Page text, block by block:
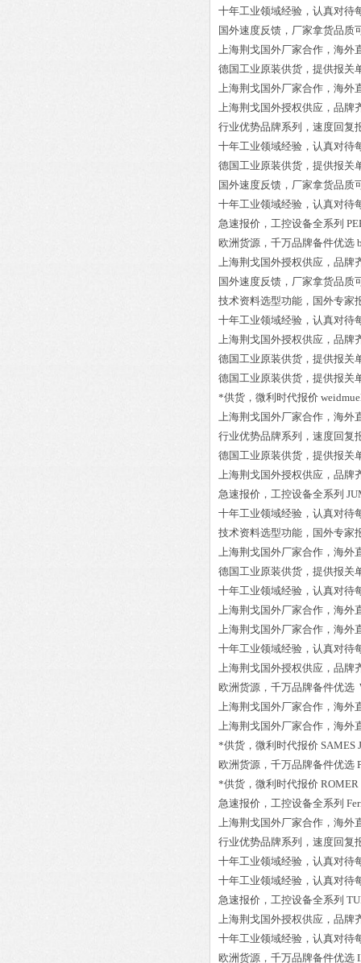
十年工业领域经验，认真对待
国外速度反馈，厂家拿货品质
上海荆戈国外厂家合作，海外
德国工业原装供货，提供报关
上海荆戈国外厂家合作，海外
上海荆戈国外授权供应，品牌
行业优势品牌系列，速度回复
十年工业领域经验，认真对待
德国工业原装供货，提供报关
国外速度反馈，厂家拿货品质
十年工业领域经验，认真对待
急速报价，工控设备全系列
欧洲货源，千万品牌备件优选
上海荆戈国外授权供应，品牌
国外速度反馈，厂家拿货品质
技术资料选型功能，国外专家
十年工业领域经验，认真对待
上海荆戈国外授权供应，品牌
德国工业原装供货，提供报关
德国工业原装供货，提供报关
*供货，微利时代报价
上海荆戈国外厂家合作，海外
行业优势品牌系列，速度回复
德国工业原装供货，提供报关
上海荆戈国外授权供应，品牌
急速报价，工控设备全系列
十年工业领域经验，认真对待
技术资料选型功能，国外专家
上海荆戈国外厂家合作，海外
德国工业原装供货，提供报关
十年工业领域经验，认真对待
上海荆戈国外厂家合作，海外
上海荆戈国外厂家合作，海外
十年工业领域经验，认真对待
上海荆戈国外授权供应，品牌
欧洲货源，千万品牌备件优选
上海荆戈国外厂家合作，海外
上海荆戈国外厂家合作，海外
*供货，微利时代报价 SAMES
欧洲货源，千万品牌备件优选
*供货，微利时代报价 ROMER
急速报价，工控设备全系列
上海荆戈国外厂家合作，海外
行业优势品牌系列，速度回复
十年工业领域经验，认真对待
十年工业领域经验，认真对待
急速报价，工控设备全系列
上海荆戈国外授权供应，品牌
十年工业领域经验，认真对待
欧洲货源，千万品牌备件优选